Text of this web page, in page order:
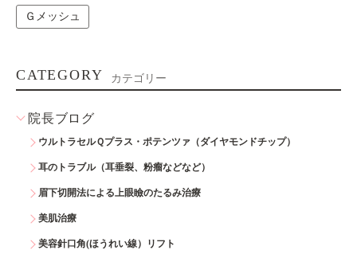
Ｇメッシュ
CATEGORY カテゴリー
院長ブログ
ウルトラセルＱプラス・ポテンツァ（ダイヤモンドチップ）
耳のトラブル（耳垂裂、粉瘤などなど）
眉下切開法による上眼瞼のたるみ治療
美肌治療
美容針口角(ほうれい線）リフト